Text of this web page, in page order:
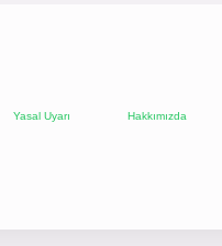
Yasal Uyarı Hakkımızda